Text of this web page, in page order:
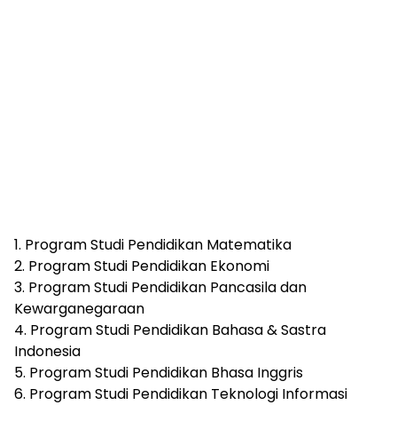
1. Program Studi Pendidikan Matematika
2. Program Studi Pendidikan Ekonomi
3. Program Studi Pendidikan Pancasila dan
Kewarganegaraan
4. Program Studi Pendidikan Bahasa & Sastra
Indonesia
5. Program Studi Pendidikan Bhasa Inggris
6. Program Studi Pendidikan Teknologi Informasi